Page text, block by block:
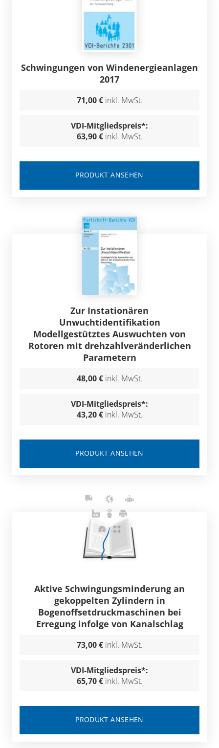
Schwingungen von Windenergieanlagen
2017
71,00 € inkl. MwSt.
VDI-Mitgliedspreis*:
63,90 € inkl. MwSt.
PRODUKT ANSEHEN
Zur Instationären
Unwuchtidentifikation
Modellgestütztes Auswuchten von
Rotoren mit drehzahlveränderlichen
Parametern
48,00 € inkl. MwSt.
VDI-Mitgliedspreis*:
43,20 € inkl. MwSt.
PRODUKT ANSEHEN
Aktive Schwingungsminderung an
gekoppelten Zylindern in
Bogenoffsetdruckmaschinen bei
Erregung infolge von Kanalschlag
73,00 € inkl. MwSt.
VDI-Mitgliedspreis*:
65,70 € inkl. MwSt.
PRODUKT ANSEHEN